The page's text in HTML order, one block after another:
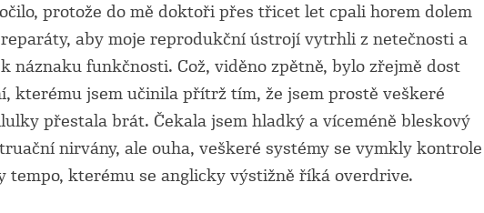
protože do mě doktoři přes třicet let cpali horem dolem
aby moje reprodukční ústrojí vytrhli z netečnosti a
náznaku funkčnosti. Což, viděno zpětně, bylo zřejmě dost
kterému jsem učinila přítrž tím, že jsem prostě veškeré
přestala brát. Čekala jsem hladký a víceméně bleskový
nirvány, ale ouha, veškeré systémy se vymkly kontrole
tempo, kterému se anglicky výstižně říká overdrive.